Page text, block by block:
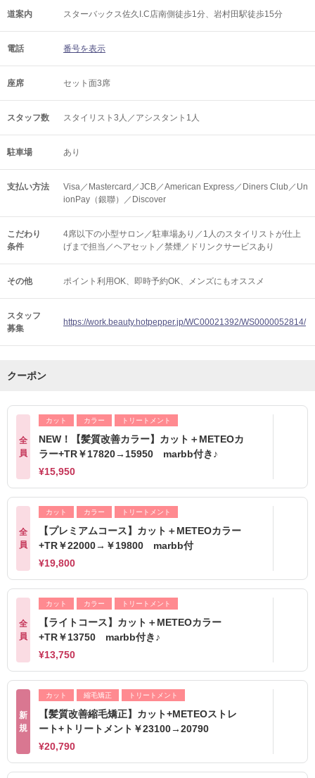
道案内 スターバックス佐久I.C店南側徒歩1分、岩村田駅徒歩15分
電話 番号を表示
座席 セット面3席
スタッフ数 スタイリスト3人／アシスタント1人
駐車場 あり
支払い方法
Visa／Mastercard／JCB／American Express／Diners Club／Un
ionPay（銀聯）／Discover
こだわり
条件
4席以下の小型サロン／駐車場あり／1人のスタイリストが仕上
げまで担当／ヘアセット／禁煙／ドリンクサービスあり
その他 ポイント利用OK 即時予約OK メンズにもオススメ
スタッフ
募集
https://work.beauty.hotpepper.jp/WC00021392/WS0000052814/
クーポン
全
員
カット カラー トリートメント
NEW！【髪質改善カラー】カット＋METEOカ
ラー+TR￥17820→15950 marbb付き♪
¥15,950
全
員
カット カラー トリートメント
【プレミアムコース】カット＋METEOカラー
+TR￥22000→￥19800 marbb付
¥19,800
全
員
カット カラー トリートメント
【ライトコース】カット＋METEOカラー
+TR￥13750 marbb付き♪
¥13,750
新
規
カット 縮毛矯正 トリートメント
【髪質改善縮毛矯正】カット+METEOストレ
ート+トリートメント￥23100→20790
¥20,790